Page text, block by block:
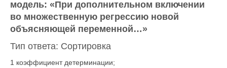
модель: «При дополнительном включении
во множественную регрессию новой
объясняющей переменной…»
Тип ответа: Сортировка
1 коэффициент детерминации;